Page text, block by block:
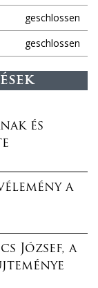
geschlossen
geschlossen
és
a
József, a